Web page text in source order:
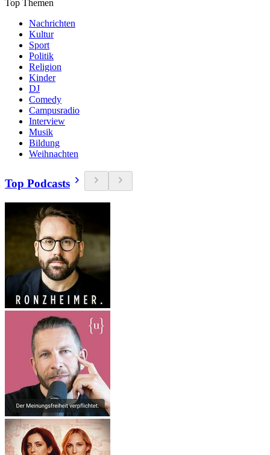
Top Themen
Nachrichten
Kultur
Sport
Politik
Religion
Kinder
DJ
Comedy
Campusradio
Interview
Musik
Bildung
Weihnachten
Top Podcasts